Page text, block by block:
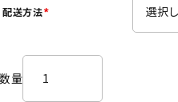
配送方法
須